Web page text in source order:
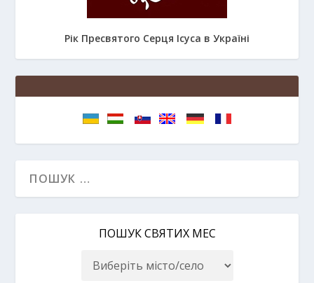
Рік Пресвятого Серця Ісуса в Україні
ПОШУК СВЯТИХ МЕС